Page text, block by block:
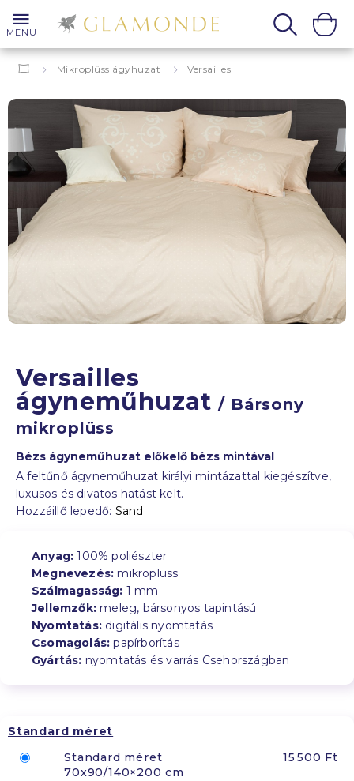
MENU
Mikroplüss ágyhuzat Versailles
Versailles
ágyneműhuzat/ Bársony
mikroplüss
Bézs ágyneműhuzat előkelő bézs mintával
A feltűnő ágyneműhuzat királyi mintázattal kiegészítve,
luxusos és divatos hatást kelt.
Hozzáillő lepedő: Sand
Anyag: 100% poliészter
Megnevezés: mikroplüss
Szálmagasság: 1 mm
Jellemzők: meleg, bársonyos tapintású
Nyomtatás: digitális nyomtatás
Csomagolás: papírborítás
Gyártás: nyomtatás és varrás Csehországban
Standard méret
Standard méret
70x90/140×200 cm
15 500 Ft